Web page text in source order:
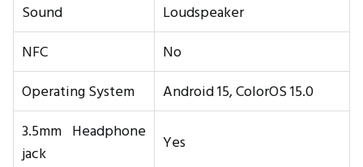
Sound
Loudspeaker
NFC
No
Operating System
Android 15, ColorOS 15.0
3.5mm Headphone
jack
Yes